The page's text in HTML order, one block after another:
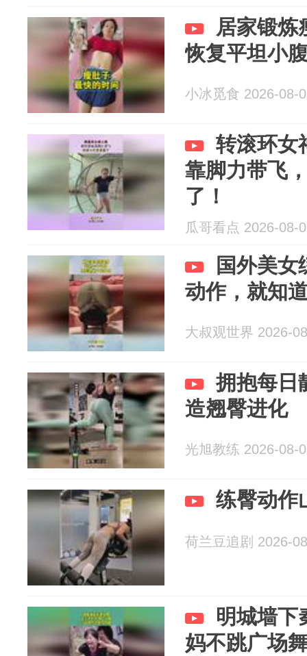
居家锻炼
恢复平坦小
小冰觅食 2026-08-
转滚环女
靠脚力带飞
了！
瓜哥看点 2026-08-
国外美女
动作，就知
大叔观世界 2026-
拥抱每日
造翘臀进化
光旭教练 2026-08-
练臀动作
荷兰豆追剧 2026-
明城墙下
妈不跳广场